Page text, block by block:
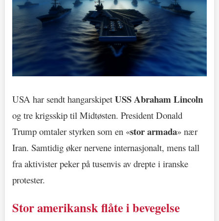
USA har sendt hangarskipet USS Abraham Lincoln
og tre krigsskip til Midtøsten. President Donald
Trump omtaler styrken som en «stor armada» nær
Iran. Samtidig øker nervene internasjonalt, mens tall
fra aktivister peker på tusenvis av drepte i iranske
protester.
Stor amerikansk flåte i bevegelse